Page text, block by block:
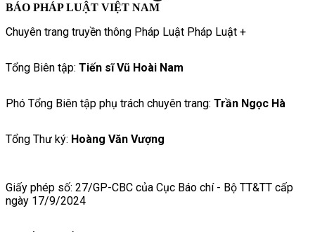
BÁO PHÁP LUẬT VIỆT NAM
Chuyên trang truyền thông Pháp Luật Pháp Luật +
Tổng Biên tập: Tiến sĩ Vũ Hoài Nam
Phó Tổng Biên tập phụ trách chuyên trang: Trần Ngọc Hà
Tổng Thư ký: Hoàng Văn Vượng
Giấy phép số: 27/GP-CBC của Cục Báo chí - Bộ TT&TT cấp
ngày 17/9/2024